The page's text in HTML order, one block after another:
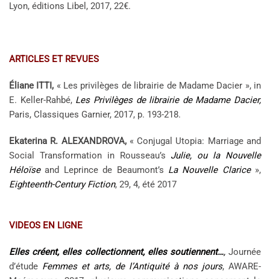
Lyon, éditions Libel, 2017, 22€.
ARTICLES ET REVUES
Éliane ITTI, « Les privilèges de librairie de Madame Dacier », in
E. Keller-Rahbé, Les Privilèges de librairie de Madame Dacier,
Paris, Classiques Garnier, 2017, p. 193-218.
Ekaterina R. ALEXANDROVA,« Conjugal Utopia: Marriage and
Social Transformation in Rousseau’s Julie, ou la Nouvelle
Héloïseand Leprince de Beaumont’s La Nouvelle Clarice»,
Eighteenth-Century Fiction, 29, 4, été 2017
VIDEOS EN LIGNE
Elles créent, elles collectionnent, elles soutiennent…,Journée
d’étude Femmes et arts, de l’Antiquité à nos jours, AWARE-